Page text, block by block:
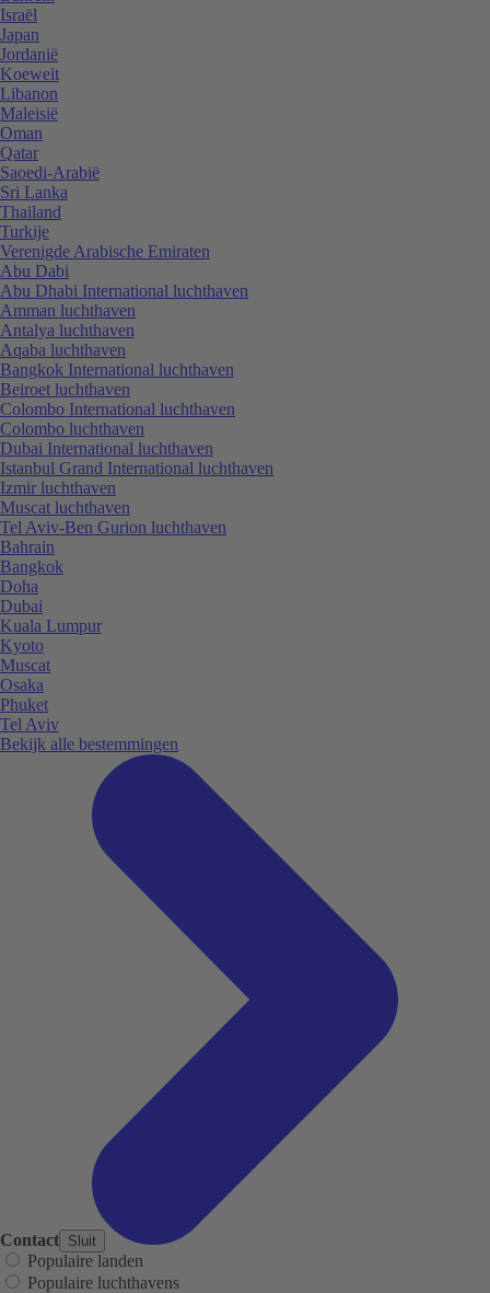
Contact Sluit
Israël
Japan
Jordanië
Koeweit
Libanon
Maleisië
Oman
Qatar
Saoedi-Arabië
Sri Lanka
Thailand
Turkije
Verenigde Arabische Emiraten
Abu Dabi
Abu Dhabi International luchthaven
Amman luchthaven
Antalya luchthaven
Aqaba luchthaven
Bangkok International luchthaven
Beiroet luchthaven
Colombo International luchthaven
Colombo luchthaven
Dubai International luchthaven
Istanbul Grand International luchthaven
Izmir luchthaven
Muscat luchthaven
Tel Aviv-Ben Gurion luchthaven
Bahrain
Bangkok
Doha
Dubai
Kuala Lumpur
Kyoto
Muscat
Osaka
Phuket
Tel Aviv
Bekijk alle bestemmingen
Populaire landen
Populaire luchthavens